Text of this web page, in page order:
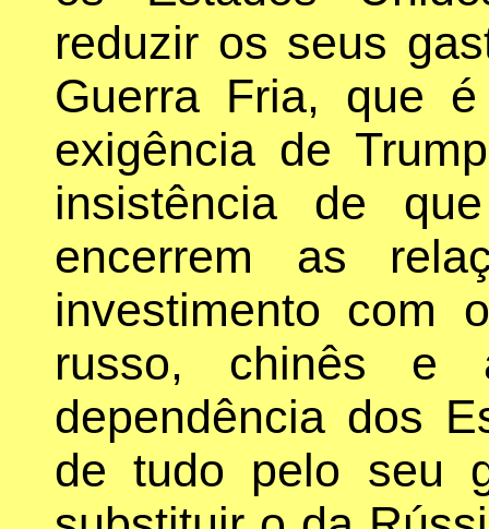
reduzir os seus
Guerra Fria, que
exigência de
insistência de
encerrem as
investimento com
russo, chinês e
dependência dos
de tudo pelo seu